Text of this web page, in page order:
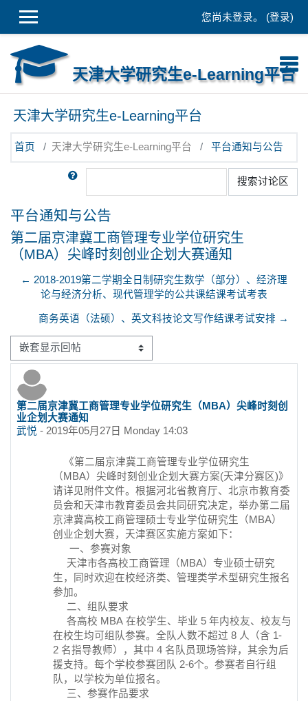
您尚未登录。 (登录)
天津大学研究生e-Learning平台
天津大学研究生e-Learning平台
首页 天津大学研究生e-Learning平台 平台通知与公告
搜索
搜索讨论区
平台通知与公告
第二届京津冀工商管理专业学位研究生
（MBA）尖峰时刻创业企划大赛通知
← 2018-2019第二学期全日制研究生数学（部分）、经济理
论与经济分析、现代管理学的公共课结课考试考表
商务英语（法硕）、英文科技论文写作结课考试安排 →
显示模式
第二届京津冀工商管理专业学位研究生（MBA）尖峰时刻创
业企划大赛通知
武悦 - 2019年05月27日 Monday 14:03
回帖数：0
《第二届京津冀工商管理专业学位研究生
（MBA）尖峰时刻创业企划大赛方案(天津分赛区)》
请详见附件文件。根据河北省教育厅、北京市教育委
员会和天津市教育委员会共同研究决定，举办第二届
京津冀高校工商管理硕士专业学位研究生（MBA）
创业企划大赛，天津赛区实施方案如下：
一、参赛对象
天津市各高校工商管理（MBA）专业硕士研究
生，同时欢迎在校经济类、管理类学术型研究生报名
参加。
二、组队要求
各高校 MBA 在校学生、毕业 5 年内校友、校友与
在校生均可组队参赛。全队人数不超过 8 人（含 1-
2 名指导教师），其中 4 名队员现场答辩，其余为后
援支持。每个学校参赛团队 2-6个。参赛者自行组
队，以学校为单位报名。
三、参赛作品要求